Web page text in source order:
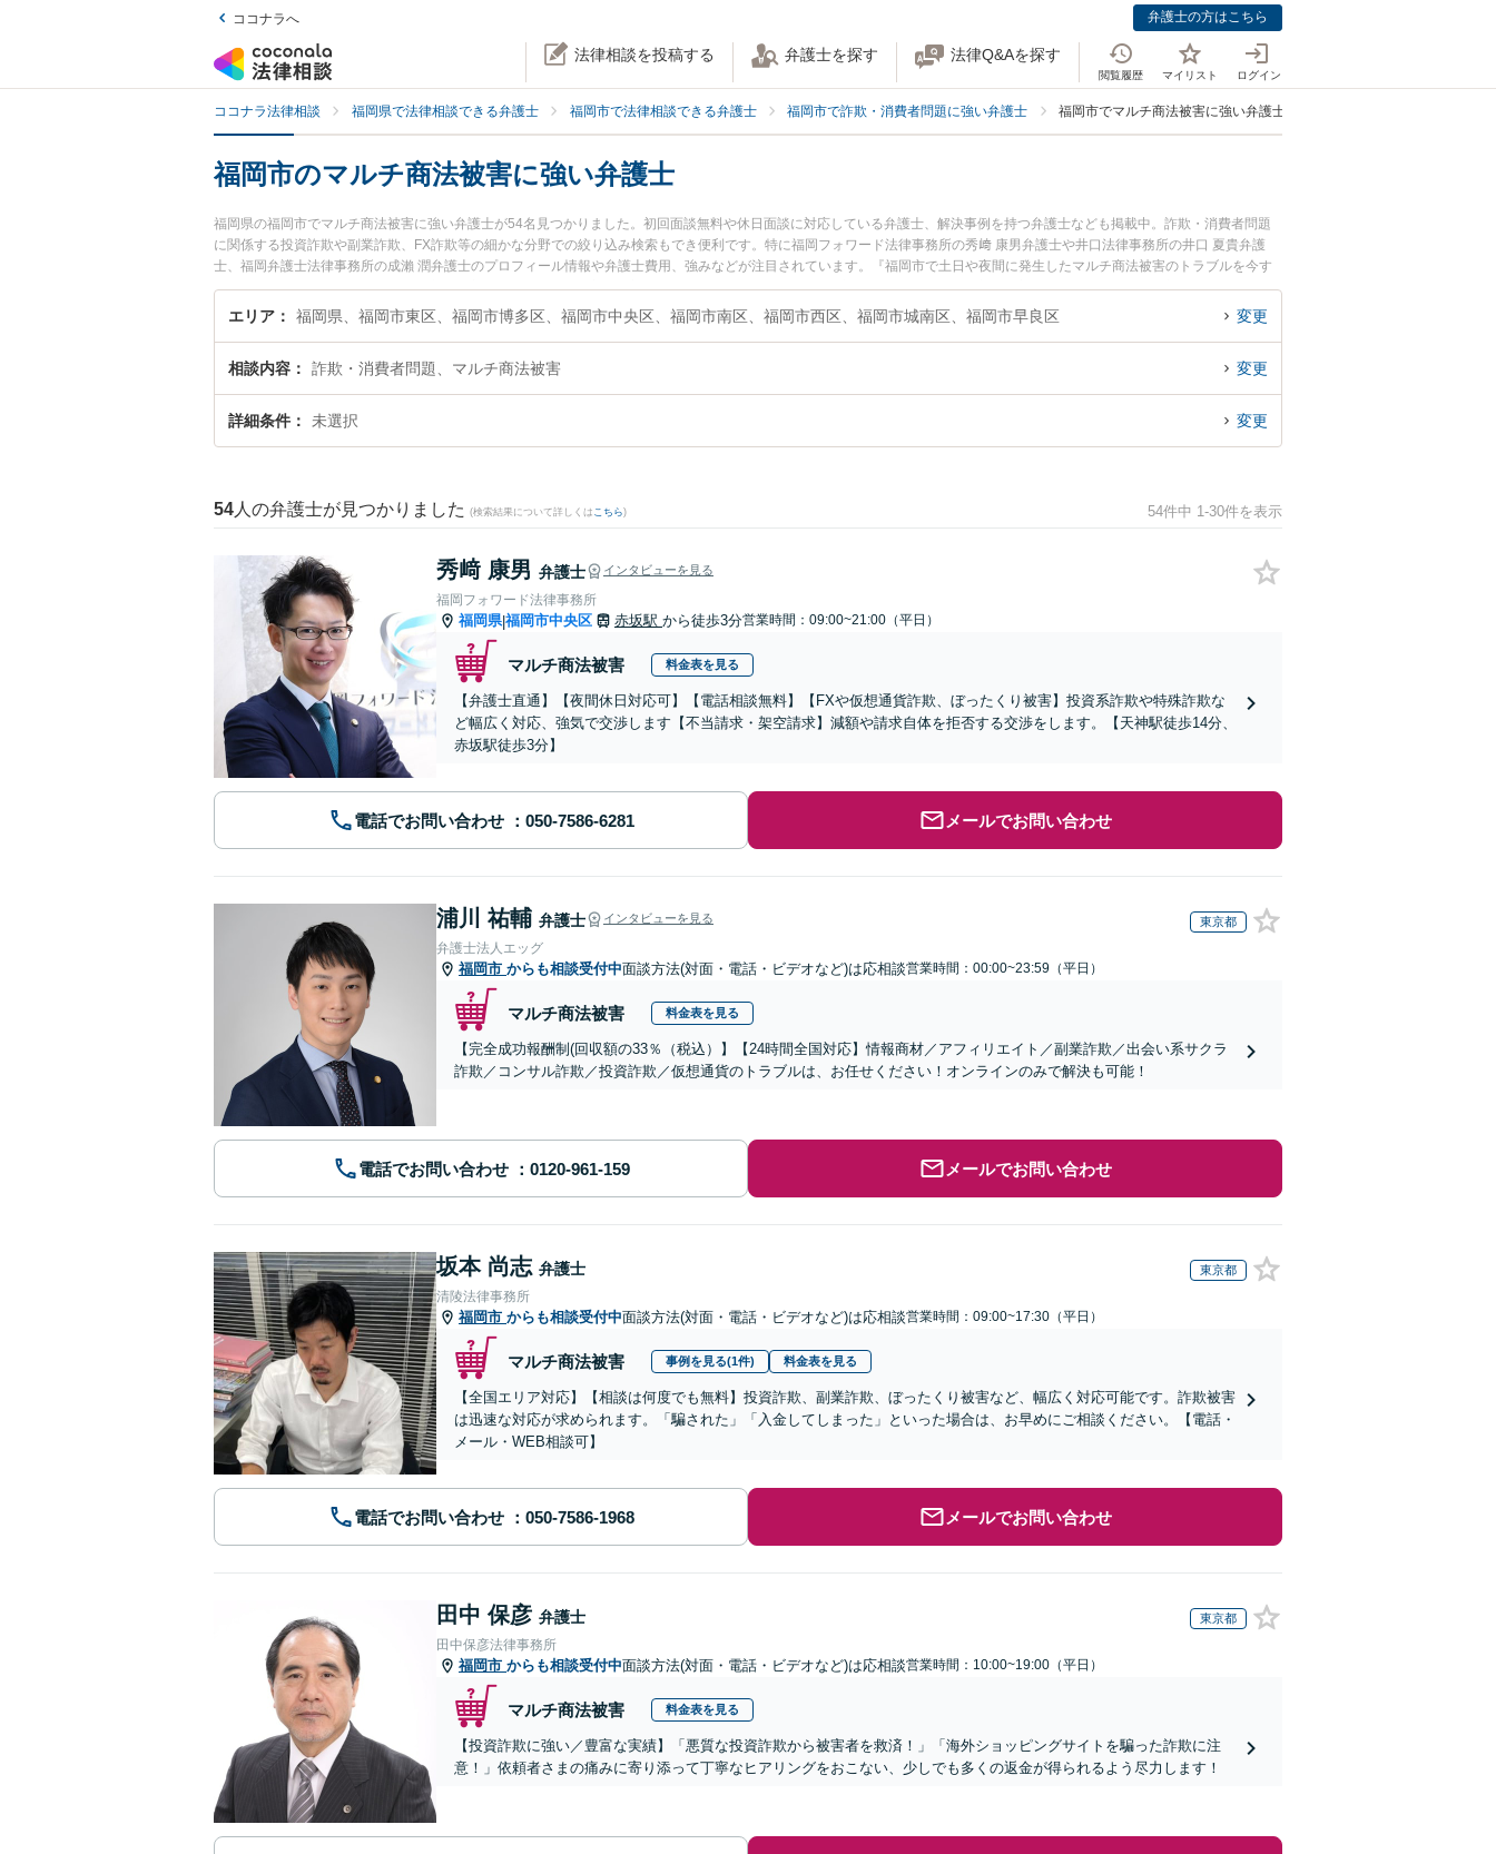
ココナラへ 弁護士の方はこちら
法律相談を投稿する 弁護士を探す 法律Q&Aを探す
閲覧履歴 マイリスト ログイン
ココナラ法律相談 福岡県で法律相談できる弁護士 福岡市で法律相談できる弁護士 福岡市で詐欺・消費者問題に強い弁護士 福岡市でマルチ商法被害に強い弁護士
福岡市のマルチ商法被害に強い弁護士
福岡県の福岡市でマルチ商法被害に強い弁護士が54名見つかりました。初回面談無料や休日面談に対応している弁護士、解決事例を持つ弁護士なども掲載中。詐欺・消費者問題
に関係する投資詐欺や副業詐欺、FX詐欺等の細かな分野での絞り込み検索もでき便利です。特に福岡フォワード法律事務所の秀﨑 康男弁護士や井口法律事務所の井口 夏貴弁護
士、福岡弁護士法律事務所の成瀨 潤弁護士のプロフィール情報や弁護士費用、強みなどが注目されています。『福岡市で土日や夜間に発生したマルチ商法被害のトラブルを今す
ぐに弁護士に相談したい』『マルチ商法被害のトラブル解決の実績豊富な近くの弁護士を検索したい』『初回相談無料でマルチ商法被害を法律相談できる福岡市内の弁護士に相談
予約したい』などでお困りの相談者さんにおすすめです。
エリア 福岡県、福岡市東区、福岡市博多区、福岡市中央区、福岡市南区、福岡市西区、福岡市城南区、福岡市早良区 変更
相談内容 詐欺・消費者問題、マルチ商法被害 変更
詳細条件 未選択 変更
54 人の弁護士が見つかりました (検索結果について詳しくは こちら) 54件中 1-30件を表示
秀﨑 康男 弁護士 インタビューを見る
福岡フォワード法律事務所
福岡県|福岡市中央区 赤坂駅 から徒歩3分営業時間：09:00~21:00（平日）
マルチ商法被害 料金表を見る
【弁護士直通】【夜間休日対応可】【電話相談無料】【FXや仮想通貨詐欺、ぼったくり被害】投資系詐欺や特殊詐欺な
ど幅広く対応、強気で交渉します【不当請求・架空請求】減額や請求自体を拒否する交渉をします。【天神駅徒歩14分、
赤坂駅徒歩3分】
電話でお問い合わせ メールでお問い合わせ
浦川 祐輔 弁護士 インタビューを見る 東京都
弁護士法人エッグ
福岡市 からも相談受付中面談方法(対面・電話・ビデオなど)は応相談営業時間：00:00~23:59（平日）
マルチ商法被害 料金表を見る
【完全成功報酬制(回収額の33％（税込）】【24時間全国対応】情報商材／アフィリエイト／副業詐欺／出会い系サクラ
詐欺／コンサル詐欺／投資詐欺／仮想通貨のトラブルは、お任せください！オンラインのみで解決も可能！
電話でお問い合わせ メールでお問い合わせ
坂本 尚志 弁護士 東京都
清陵法律事務所
福岡市 からも相談受付中面談方法(対面・電話・ビデオなど)は応相談営業時間：09:00~17:30（平日）
マルチ商法被害 事例を見る(1件) 料金表を見る
【全国エリア対応】【相談は何度でも無料】投資詐欺、副業詐欺、ぼったくり被害など、幅広く対応可能です。詐欺被害
は迅速な対応が求められます。「騙された」「入金してしまった」といった場合は、お早めにご相談ください。【電話・
メール・WEB相談可】
電話でお問い合わせ メールでお問い合わせ
田中 保彦 弁護士 東京都
田中保彦法律事務所
福岡市 からも相談受付中面談方法(対面・電話・ビデオなど)は応相談営業時間：10:00~19:00（平日）
マルチ商法被害 料金表を見る
【投資詐欺に強い／豊富な実績】「悪質な投資詐欺から被害者を救済！」「海外ショッピングサイトを騙った詐欺に注
意！」依頼者さまの痛みに寄り添って丁寧なヒアリングをおこない、少しでも多くの返金が得られるよう尽力します！